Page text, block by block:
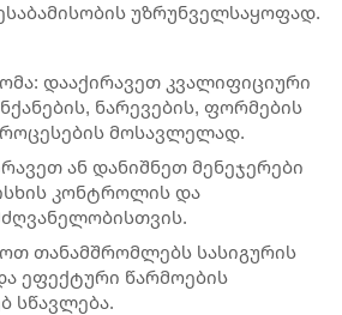
უზრუნველსაყოფად.
დააქირავეთ კვალიფიციური
ნარევების, ფორმების
მოსავლელად.
ან დანიშნეთ მენეჯერები
კონტროლის და
თანამშრომლებს სასიგურის
ეფექტური წარმოების
სწავლება.